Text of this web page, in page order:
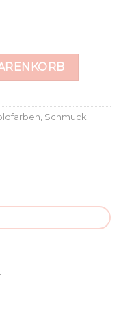
Schmuck